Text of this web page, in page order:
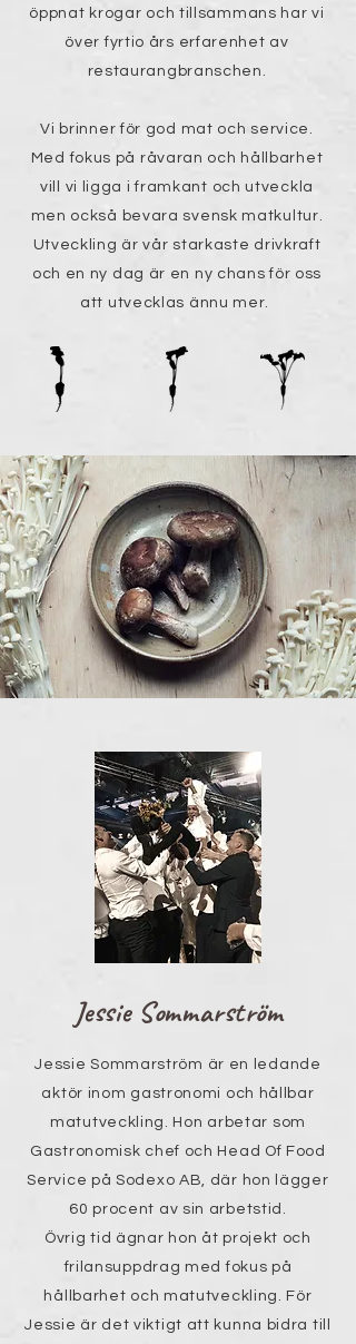
öppnat krogar och tillsammans har vi
över fyrtio års erfarenhet av
restaurangbranschen.
Vi brinner för god mat och service.
Med fokus på råvaran och hållbarhet
vill vi ligga i framkant och utveckla
men också bevara svensk matkultur.
Utveckling är vår starkaste drivkraft
och en ny dag är en ny chans för oss
att utvecklas ännu mer.
Jessie Sommarström
​Jessie Sommarström är en ledande
aktör inom gastronomi och hållbar
matutveckling. Hon arbetar som
Gastronomisk chef och Head Of Food
Service på Sodexo AB, där hon lägger
60 procent av sin arbetstid.
Övrig tid ägnar hon åt projekt och
frilansuppdrag med fokus på
hållbarhet och matutveckling. För
Jessie är det viktigt att kunna bidra till